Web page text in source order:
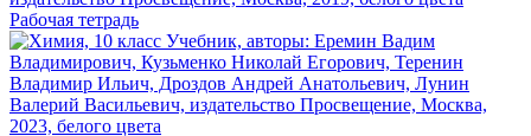
Рабочая тетрадь